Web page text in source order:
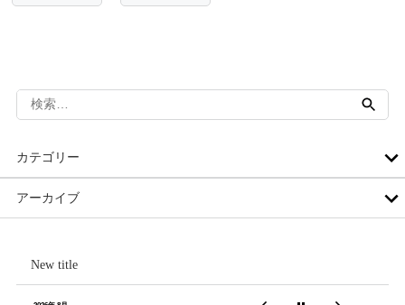
検
カテゴリー
アーカイブ
New title